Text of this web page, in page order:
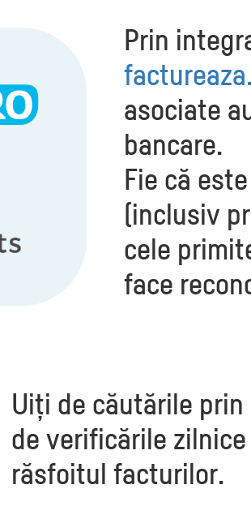
Prin
asociate
bancare.
Fie că
(inclusiv
cele
face
Uiți de căutările
de verificările
răsfoitul facturilor.